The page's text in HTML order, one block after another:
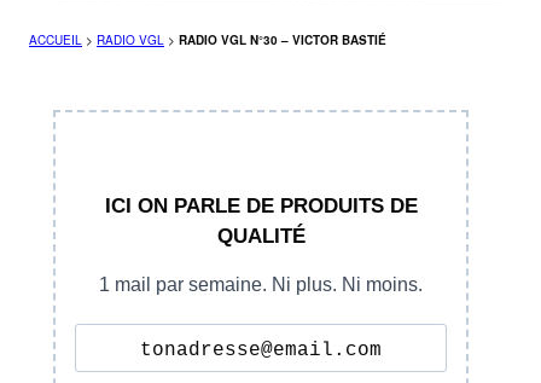
ACCUEIL > RADIO VGL > RADIO VGL N°30 – VICTOR BASTIÉ